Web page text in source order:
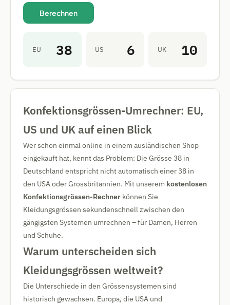
Berechnen
EU 38 US 6 UK 10
Konfektionsgrössen-Umrechner: EU,
US und UK auf einen Blick
Wer schon einmal online in einem ausländischen Shop
eingekauft hat, kennt das Problem: Die Grösse 38 in
Deutschland entspricht nicht automatisch einer 38 in
den USA oder Grossbritannien. Mit unserem kostenlosen
Konfektionsgrössen-Rechner können Sie
Kleidungsgrössen sekundenschnell zwischen den
gängigsten Systemen umrechnen – für Damen, Herren
und Schuhe.
Warum unterscheiden sich
Kleidungsgrössen weltweit?
Die Unterschiede in den Grössensystemen sind
historisch gewachsen. Europa, die USA und